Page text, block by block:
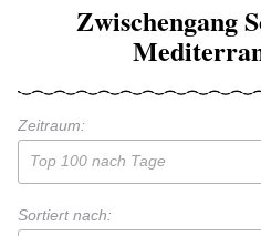
Zwischengang
Zeitraum:
Top 100 nach Tage
Sortiert nach: